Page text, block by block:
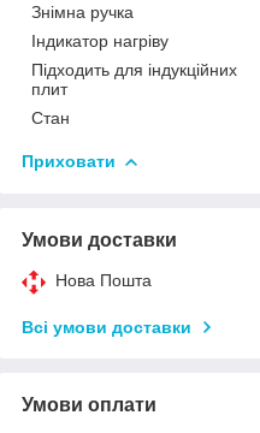
Знімна ручка
Індикатор нагріву
Підходить для індукційних
плит
Стан
Приховати
Умови доставки
Нова Пошта
Всі умови доставки
Умови оплати